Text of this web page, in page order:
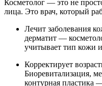
Косметолог — это не
лица. Это врач, который
Лечит заболевания
дерматит —
учитывает тип кожи
Корректирует
Биоревитализация,
контурная пластика